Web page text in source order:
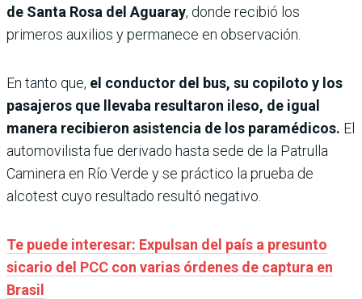
de Santa Rosa del Aguaray, donde recibió los
primeros auxilios y permanece en observación.
En tanto que, el conductor del bus, su copiloto y los
pasajeros que llevaba resultaron ileso, de igual
manera recibieron asistencia de los paramédicos. El
automovilista fue derivado hasta sede de la Patrulla
Caminera en Río Verde y se práctico la prueba de
alcotest cuyo resultado resultó negativo.
Te puede interesar: Expulsan del país a presunto
sicario del PCC con varias órdenes de captura en
Brasil